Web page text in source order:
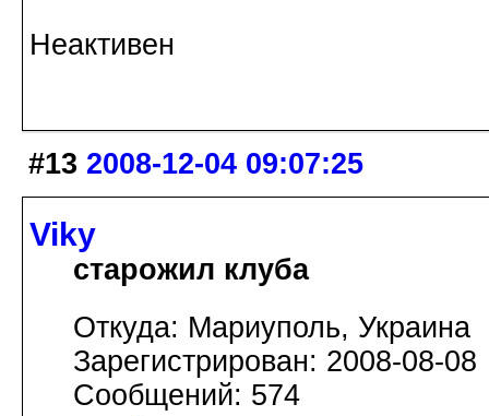
Неактивен
#13 2008-12-04 09:07:25
Viky
старожил клуба
Откуда: Мариуполь, Украина
Зарегистрирован: 2008-08-08
Сообщений: 574